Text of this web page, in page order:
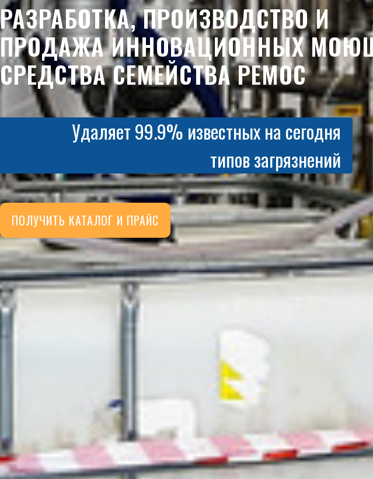
РАЗРАБОТКА, ПРОИЗВОДСТВО И
ПРОДАЖА ИННОВАЦИОННЫХ
СРЕДСТВА СЕМЕЙСТВА РЕМОС
Удаляет 99.9% известных на сегодня
типов загрязнений
ПОЛУЧИТЬ КАТАЛОГ И ПРАЙС